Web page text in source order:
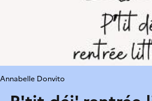
Annabelle Donvito